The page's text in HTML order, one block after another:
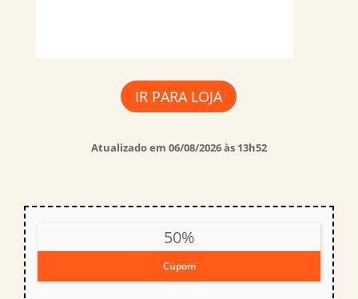
IR PARA LOJA
Atualizado em 06/08/2026 às 13h52
50%
Cupom